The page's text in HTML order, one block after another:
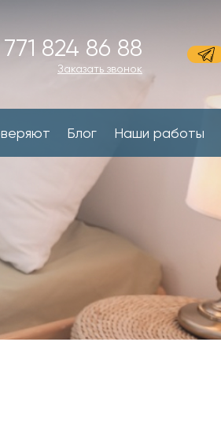
771 824 86 88
Заказать звонок
Блог Наши работы